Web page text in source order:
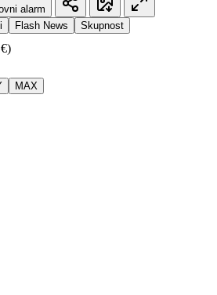
alarm
Flash News Skupnost
MAX